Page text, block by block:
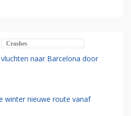
Crashes
naar Barcelona door
winter nieuwe route vanaf